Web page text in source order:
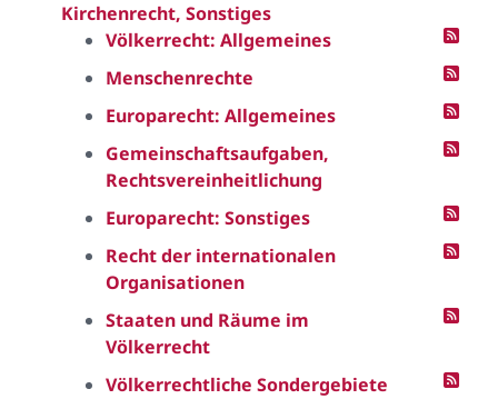
Kirchenrecht, Sonstiges
Völkerrecht: Allgemeines
Menschenrechte
Europarecht: Allgemeines
Gemeinschaftsaufgaben,
Rechtsvereinheitlichung
Europarecht: Sonstiges
Recht der internationalen
Organisationen
Staaten und Räume im
Völkerrecht
Völkerrechtliche Sondergebiete